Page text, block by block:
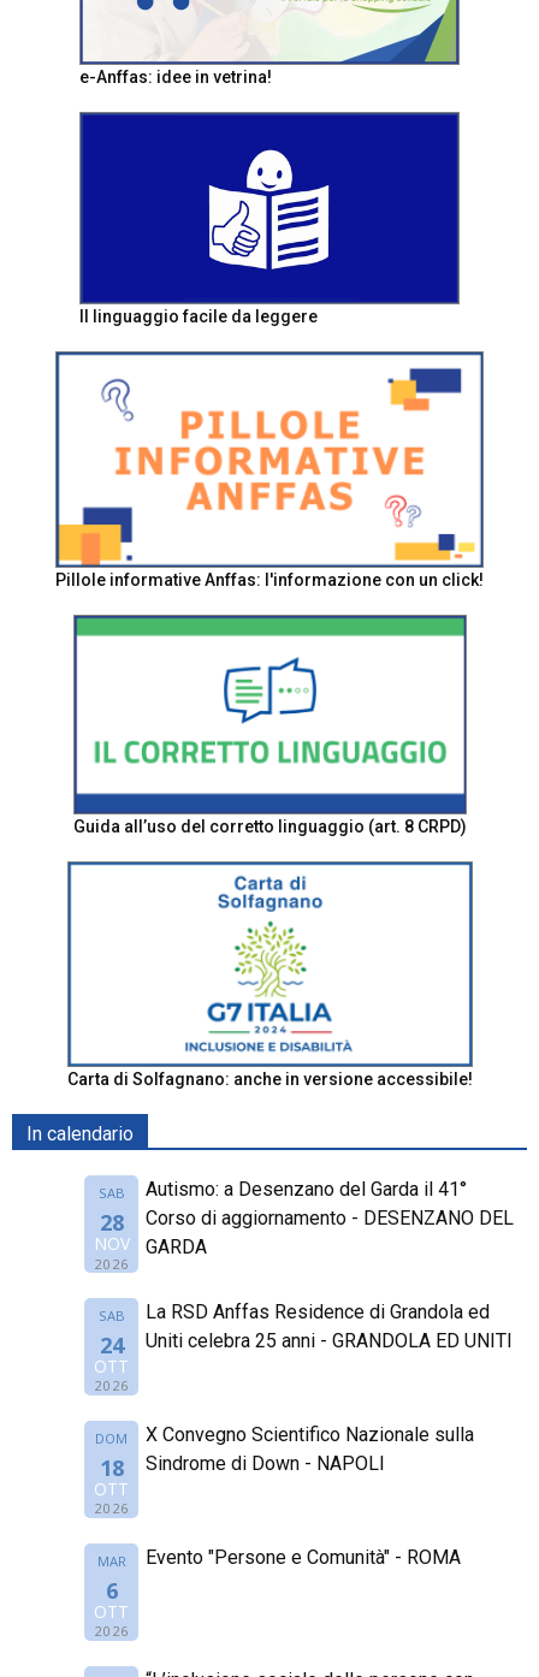
e-Anffas: idee in vetrina!
Il linguaggio facile da leggere
Pillole informative Anffas: l'informazione con un click!
Guida all’uso del corretto linguaggio (art. 8 CRPD)
Carta di Solfagnano: anche in versione accessibile!
In calendario
SAB
28
NOV
2026
Autismo: a Desenzano del Garda il 41°
Corso di aggiornamento - DESENZANO DEL
GARDA
SAB
24
OTT
2026
La RSD Anffas Residence di Grandola ed
Uniti celebra 25 anni - GRANDOLA ED UNITI
DOM
18
OTT
2026
X Convegno Scientifico Nazionale sulla
Sindrome di Down - NAPOLI
MAR
6
OTT
2026
Evento "Persone e Comunità" - ROMA